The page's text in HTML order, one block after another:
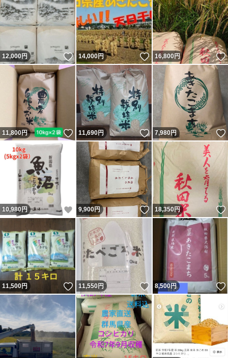
12,000円 いいね！
14,000円 いいね！
16,800円
11,800円 いいね！
11,690円 いいね！
7,980円
10,980円 いいね！
9,900円 いいね！
18,350円
11,500円 いいね！
11,550円 いいね！
8,500円